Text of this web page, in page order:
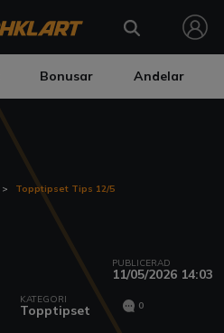
Bonusar Andelar
Topptipset Tips 12/5
PUBLICERAD
11/05/2026 14:03
KATEGORI
Topptipset 0